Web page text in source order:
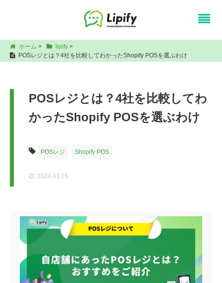
ホーム > lipify >
POSレジとは？4社を比較してわかったShopify POSを選ぶわけ
POSレジとは？4社を比較してわ
かったShopify POSを選ぶわけ
POSレジ Shopify POS
2024.03.15